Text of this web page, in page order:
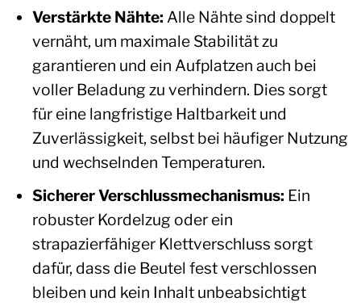
Verstärkte Nähte: Alle Nähte sind doppelt
vernäht, um maximale Stabilität zu
garantieren und ein Aufplatzen auch bei
voller Beladung zu verhindern. Dies sorgt
für eine langfristige Haltbarkeit und
Zuverlässigkeit, selbst bei häufiger Nutzung
und wechselnden Temperaturen.
Sicherer Verschlussmechanismus: Ein
robuster Kordelzug oder ein
strapazierfähiger Klettverschluss sorgt
dafür, dass die Beutel fest verschlossen
bleiben und kein Inhalt unbeabsichtigt